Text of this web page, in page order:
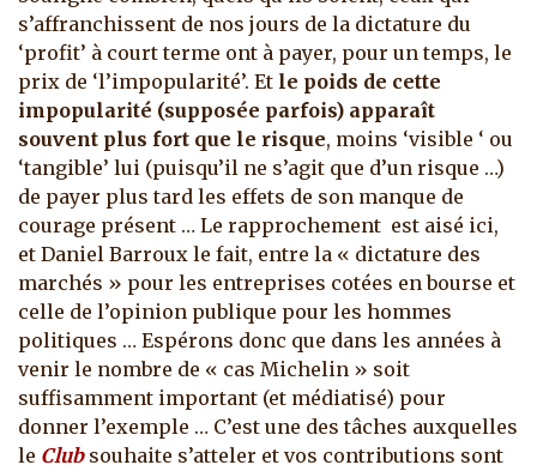
s’affranchissent de nos jours de la dictature du
‘profit’ à court terme ont à payer, pour un temps, le
prix de ‘l’impopularité’. Et le poids de cette
impopularité (supposée parfois) apparaît
souvent plus fort que le risque, moins ‘visible ‘ ou
‘tangible’ lui (puisqu’il ne s’agit que d’un risque …)
de payer plus tard les effets de son manque de
courage présent … Le rapprochement est aisé ici,
et Daniel Barroux le fait, entre la « dictature des
marchés » pour les entreprises cotées en bourse et
celle de l’opinion publique pour les hommes
politiques … Espérons donc que dans les années à
venir le nombre de « cas Michelin » soit
suffisamment important (et médiatisé) pour
donner l’exemple … C’est une des tâches auxquelles
le Club souhaite s’atteler et vos contributions sont